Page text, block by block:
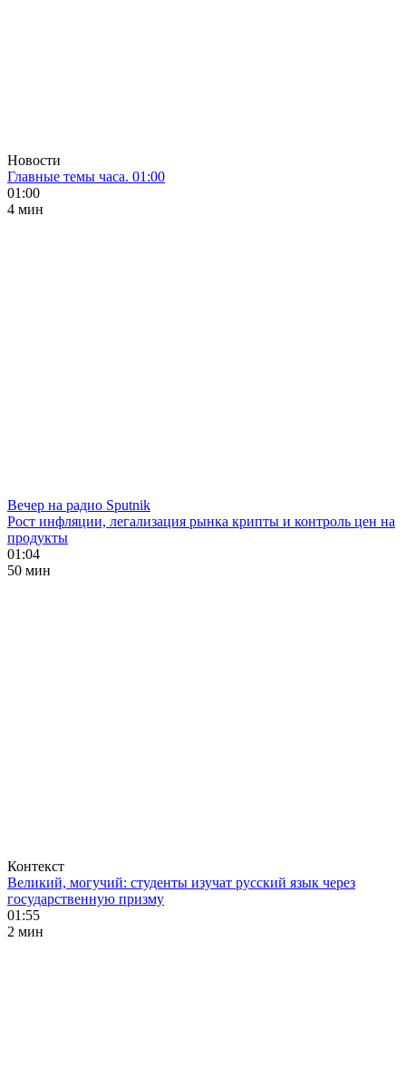
Новости
Главные темы часа. 01:00
01:00
4 мин
Вечер на радио Sputnik
Рост инфляции, легализация рынка крипты и контроль цен на
продукты
01:04
50 мин
Контекст
Великий, могучий: студенты изучат русский язык через
государственную призму
01:55
2 мин